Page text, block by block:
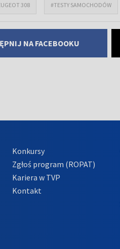
308 #TESTY SAMOCHODÓW
NA FACEBOOKU
Konkursy
Zgłoś program (ROPAT)
Kariera w TVP
Kontakt